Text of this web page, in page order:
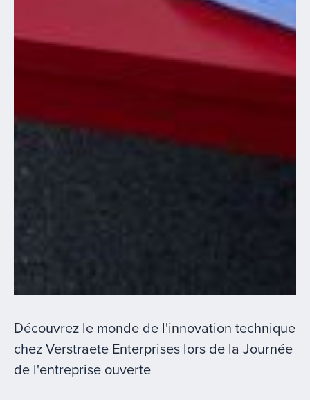
Découvrez le monde de l'innovation technique
chez Verstraete Enterprises lors de la Journée
de l'entreprise ouverte